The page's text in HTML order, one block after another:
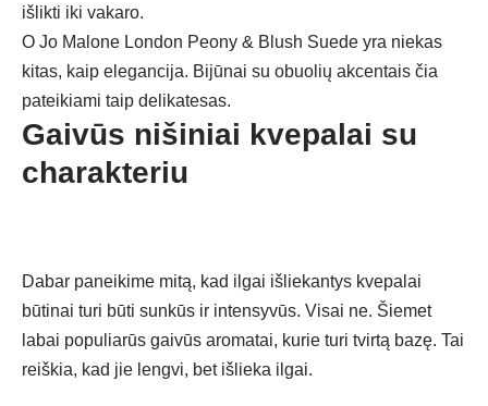
išlikti iki vakaro.
O Jo Malone London Peony & Blush Suede yra niekas
kitas, kaip elegancija. Bijūnai su obuolių akcentais čia
pateikiami taip delikatesas.
Gaivūs nišiniai kvepalai su
charakteriu
Dabar paneikime mitą, kad ilgai išliekantys kvepalai
būtinai turi būti sunkūs ir intensyvūs. Visai ne. Šiemet
labai populiarūs gaivūs aromatai, kurie turi tvirtą bazę. Tai
reiškia, kad jie lengvi, bet išlieka ilgai.